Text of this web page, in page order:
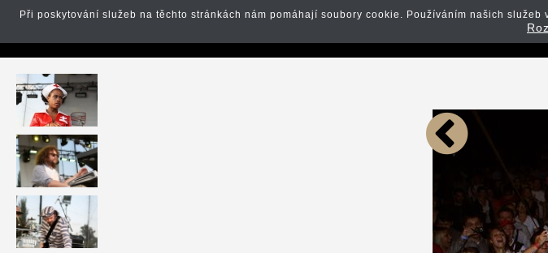
Monkey
Při poskytování služeb na těchto stránkách nám pomáhají soubory cookie. Používáním našich